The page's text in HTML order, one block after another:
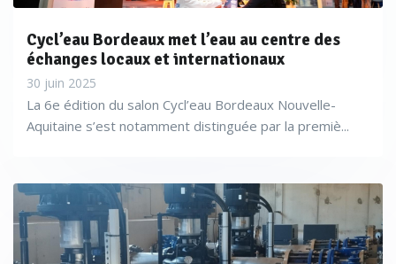
Cycl’eau Bordeaux met l’eau au centre des
échanges locaux et internationaux
30 juin 2025
La 6e édition du salon Cycl’eau Bordeaux Nouvelle-
Aquitaine s’est notamment distinguée par la premiè...